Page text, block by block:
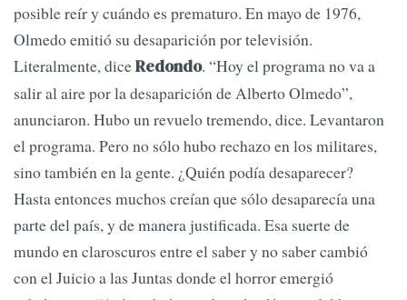
posible reír y cuándo es prematuro. En mayo de 1976,
Olmedo emitió su desaparición por televisión.
Literalmente, diceRedondo. “Hoy el programa no va a
salir al aire por la desaparición de Alberto Olmedo”,
anunciaron. Hubo un revuelo tremendo, dice. Levantaron
el programa. Pero no sólo hubo rechazo en los militares,
sino también en la gente. ¿Quién podía desaparecer?
Hasta entonces muchos creían que sólo desaparecía una
parte del país, y de manera justificada. Esa suerte de
mundo en claroscuros entre el saber y no saber cambió
con el Juicio a las Juntas donde el horror emergió